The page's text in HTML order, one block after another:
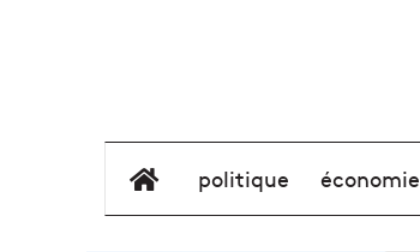
élément de menu
politique économie